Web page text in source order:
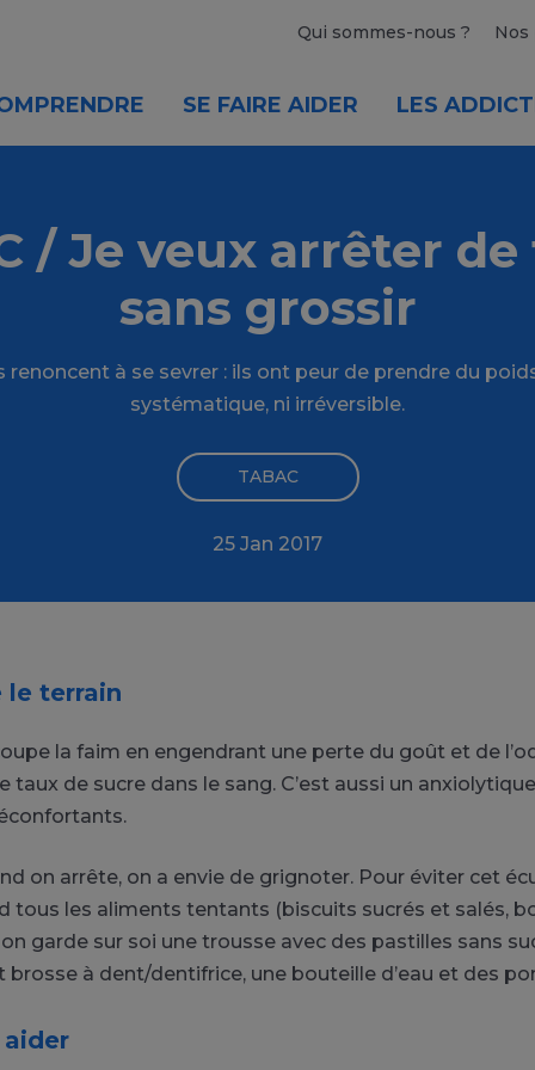
Qui sommes-nous ? Nos
SE FAIRE AIDER LES
/ Je veux arrêter
sans grossir
renoncent à se sevrer : ils ont peur de prendre du
systématique, ni irréversible.
TABAC
25 Jan 2017
le terrain
la faim en engendrant une perte du goût et de
taux de sucre dans le sang. C’est aussi un
on arrête, on a envie de grignoter. Pour éviter cet
tous les aliments tentants (biscuits sucrés et salés,
garde sur soi une trousse avec des pastilles sans
brosse à dent/dentifrice, une bouteille d’eau et des